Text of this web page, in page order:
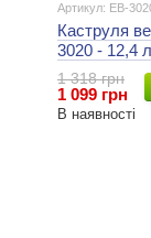
Артикул: EB-
Каструля
3020 - 12,4 л
1 318 грн
1 099 грн
В наявності